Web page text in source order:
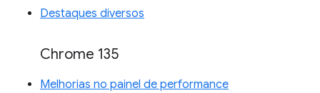
Destaques diversos
Chrome 135
Melhorias no painel de performance